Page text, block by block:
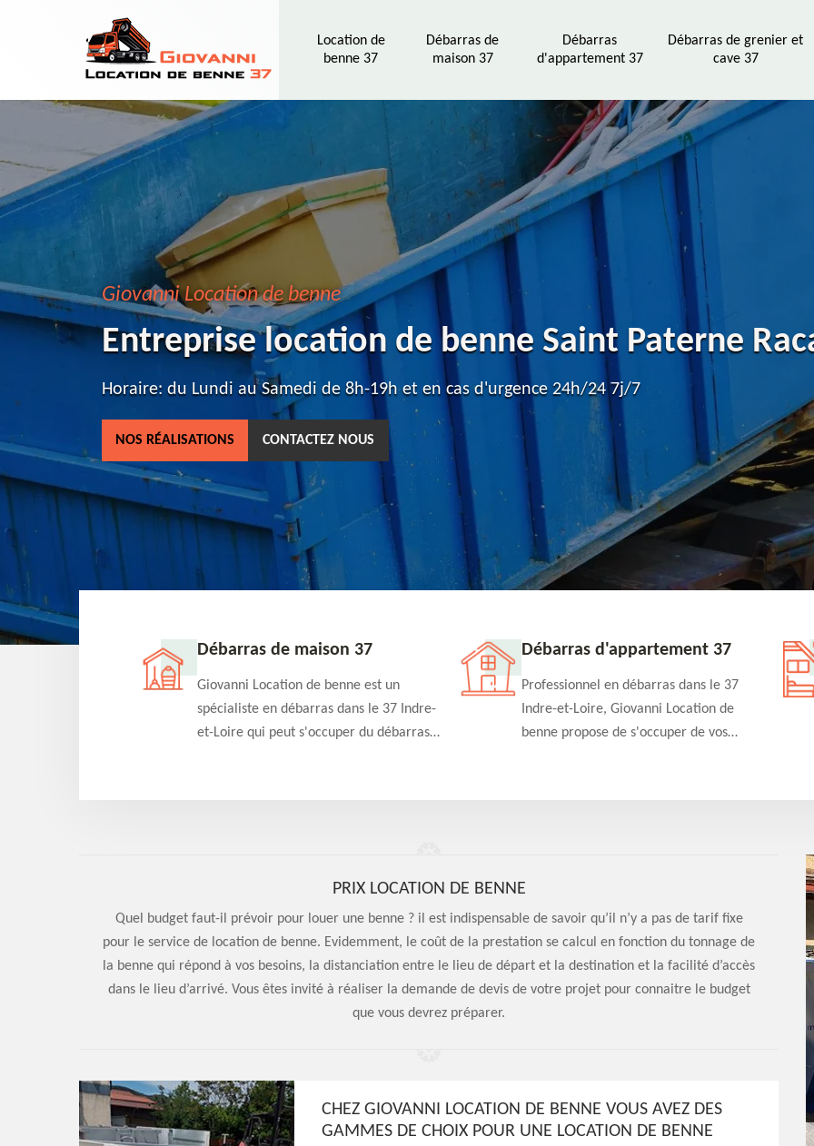
Location de
benne 37
Débarras de
maison 37
Débarras
d'appartement 37
Débarras de grenier et
cave 37
Giovanni Location de benne
Entreprise location de benne Saint Paterne
Horaire: du Lundi au Samedi de 8h-19h et en cas d'urgence 24h/24 7j/7
NOS RÉALISATIONS CONTACTEZ NOUS
37 Débarras de maison 37
Giovanni Location de benne est un
spécialiste en débarras dans le 37 Indre-
et-Loire qui peut s'occuper du débarras
et efficace
Débarras d'appartement 37
Professionnel en débarras dans le 37
Indre-et-Loire, Giovanni Location de
benne propose de s'occuper de vos
qualité en toute circonstance
PRIX LOCATION DE BENNE
Quel budget faut-il prévoir pour louer une benne ? il est indispensable de savoir qu’il n’y a pas de tarif fixe
pour le service de location de benne. Evidemment, le coût de la prestation se calcul en fonction du tonnage de
la benne qui répond à vos besoins, la distanciation entre le lieu de départ et la destination et la facilité d’accès
dans le lieu d’arrivé. Vous êtes invité à réaliser la demande de devis de votre projet pour connaitre le budget
que vous devrez préparer.
CHEZ GIOVANNI LOCATION DE BENNE VOUS AVEZ DES
GAMMES DE CHOIX POUR UNE LOCATION DE BENNE